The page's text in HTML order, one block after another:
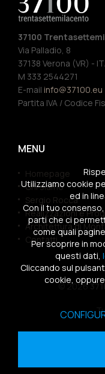
37100
Via Palladio, 8
37138 Verona (VR) -
M 333 2544271
E-mail info@37100.eu
Partita IVA / Codice
MENU
Homepage
Chi siamo
Sergio Rocca
Realizzazioni e
Architettura di
Contatti
© 2026
Sitemap|
Utilizziamo cookie
ed in
Con il tuo
parti che ci
come quali
Per scoprire in
questi dati,
Cliccando sul
cookie,